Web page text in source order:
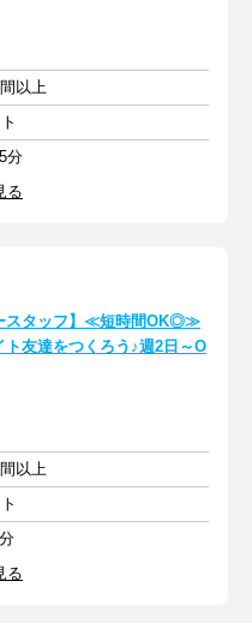
以上
分
る
スタッフ】≪短時間OK◎≫
ト友達をつくろう♪週2日～O
以上
る